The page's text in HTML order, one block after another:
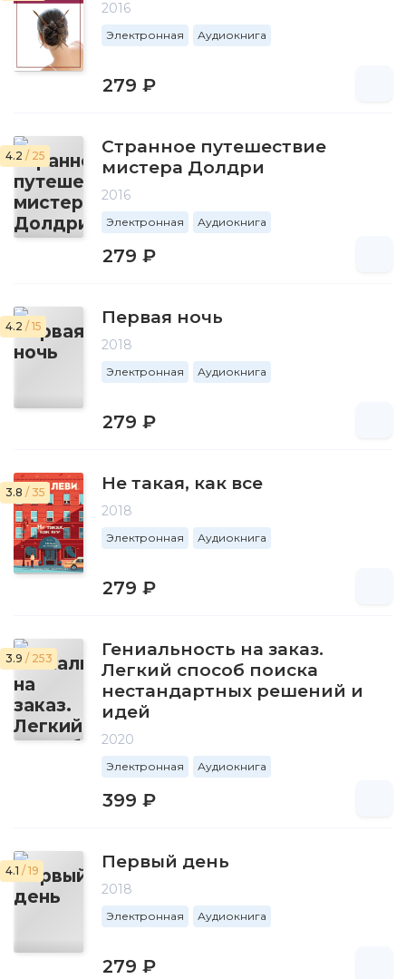
2016
Электронная Аудиокнига
279 ₽
4.2 / 25
Странное путешествие
мистера Долдри
2016
Электронная Аудиокнига
279 ₽
4.2 / 15 Первая ночь
2018
Электронная Аудиокнига
279 ₽
3.8 / 35 Не такая, как все
2018
Электронная Аудиокнига
279 ₽
3.9 / 253
Гениальность на заказ.
Легкий способ поиска
нестандартных решений и
идей
2020
Электронная Аудиокнига
399 ₽
4.1 / 19 Первый день
2018
Электронная Аудиокнига
279 ₽